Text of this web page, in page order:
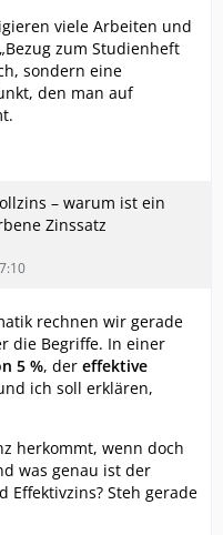
viele Arbeiten und
zum Studienheft
sondern eine
den man auf
– warum ist ein
Zinssatz
rechnen wir gerade
die Begriffe. In einer
5 %, der effektive
ich soll erklären,
herkommt, wenn doch
was genau ist der
Effektivzins? Steh gerade